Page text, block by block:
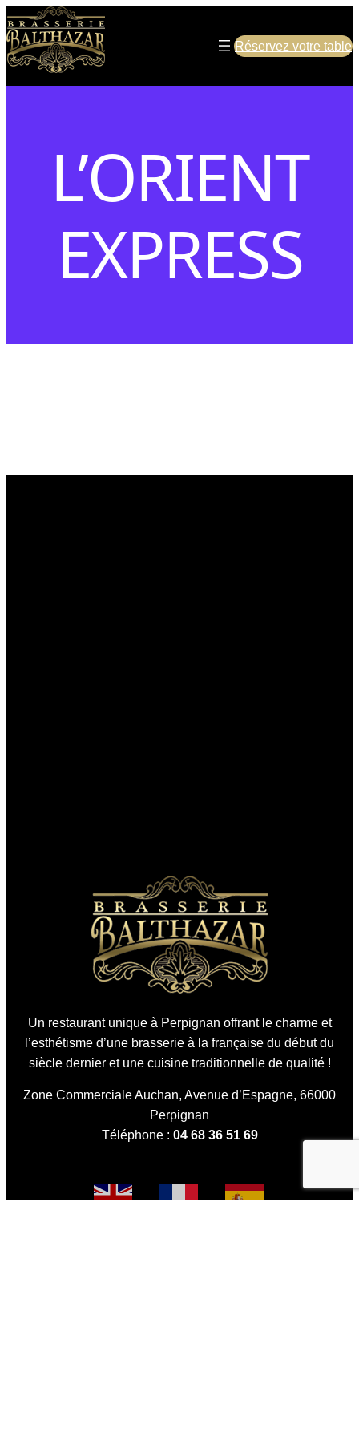
Réservez votre table
L’ORIENT
EXPRESS
Un restaurant unique à Perpignan offrant le charme et
l’esthétisme d’une brasserie à la française du début du
siècle dernier et une cuisine traditionnelle de qualité !
Zone Commerciale Auchan, Avenue d’Espagne, 66000
Perpignan
Téléphone : 04 68 36 51 69